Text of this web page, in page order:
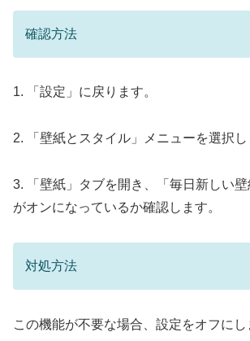
確認方法
1. 「設定」に戻ります。
2. 「壁紙とスタイル」メニューを選択し
3. 「壁紙」タブを開き、「毎日新しい壁
がオンになっているか確認します。
対処方法
この機能が不要な場合、設定をオフにし